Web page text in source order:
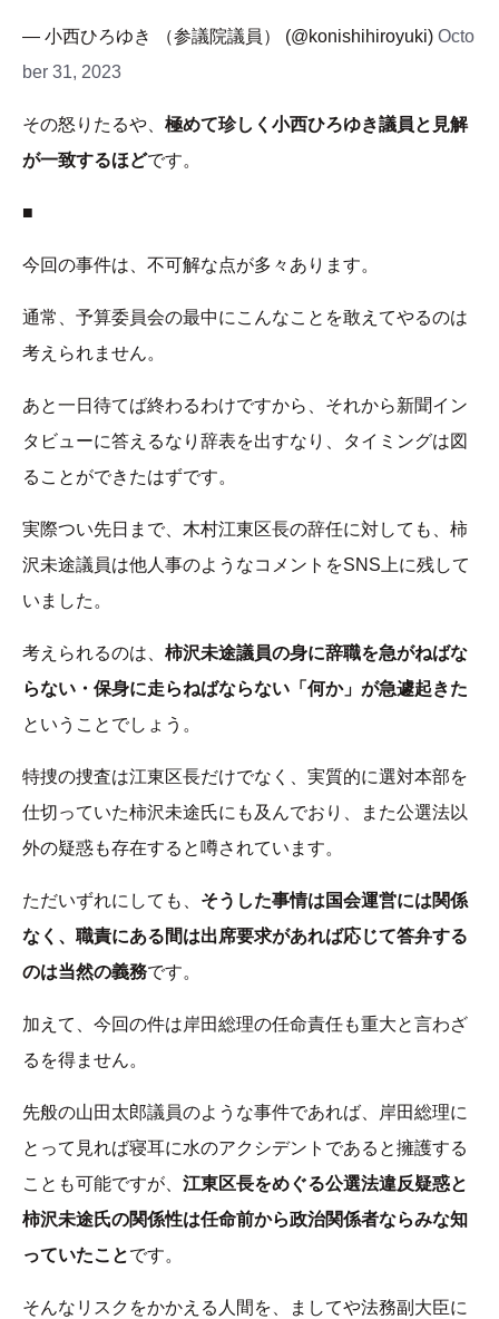
— 小西ひろゆき （参議院議員） (@konishihiroyuki) Octo
ber 31, 2023
その怒りたるや、 極めて珍しく小西ひろゆき議員と見解
が一致するほどです。
■
今回の事件は、不可解な点が多々あります。
通常、予算委員会の最中にこんなことを敢えてやるのは
考えられません。
あと一日待てば終わるわけですから、それから新聞イン
タビューに答えるなり辞表を出すなり、タイミングは図
ることができたはずです。
実際つい先日まで、木村江東区長の辞任に対しても、柿
沢未途議員は他人事のようなコメントをSNS上に残して
いました。
考えられるのは、 柿沢未途議員の身に辞職を急がねばな
らない・保身に走らねばならない「何か」が急遽起きた
ということでしょう。
特捜の捜査は江東区長だけでなく、実質的に選対本部を
仕切っていた柿沢未途氏にも及んでおり、また公選法以
外の疑惑も存在すると噂されています。
ただいずれにしても、 そうした事情は国会運営には関係
なく、職責にある間は出席要求があれば応じて答弁する
のは当然の義務です。
加えて、今回の件は岸田総理の任命責任も重大と言わざ
るを得ません。
先般の山田太郎議員のような事件であれば、岸田総理に
とって見れば寝耳に水のアクシデントであると擁護する
ことも可能ですが、 江東区長をめぐる公選法違反疑惑と
柿沢未途氏の関係性は任命前から政治関係者ならみな知
っていたことです。
そんなリスクをかかえる人間を、ましてや法務副大臣に